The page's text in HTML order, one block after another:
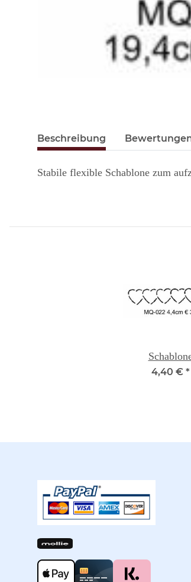
Beschreibung
Stabile flexible Schablone zum
4,40 € *